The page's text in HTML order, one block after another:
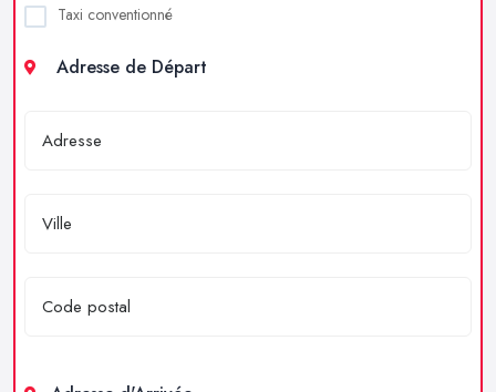
Taxi conventionné
Adresse de Départ